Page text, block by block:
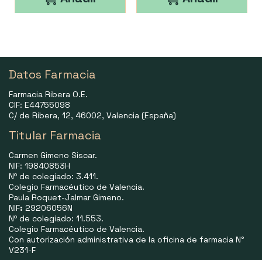
Datos Farmacia
Farmacia Ribera O.E.
CIF: E44755098
C/ de Ribera, 12, 46002, Valencia (España)
Titular Farmacia
Carmen Gimeno Siscar.
NIF: 19840853H
Nº de colegiado: 3.411.
Colegio Farmacéutico de Valencia.
Paula Roquet-Jalmar Gimeno.
NIF: 29206056N
Nº de colegiado: 11.553.
Colegio Farmacéutico de Valencia.
Con autorización administrativa de la oficina de farmacia N°
V231-F